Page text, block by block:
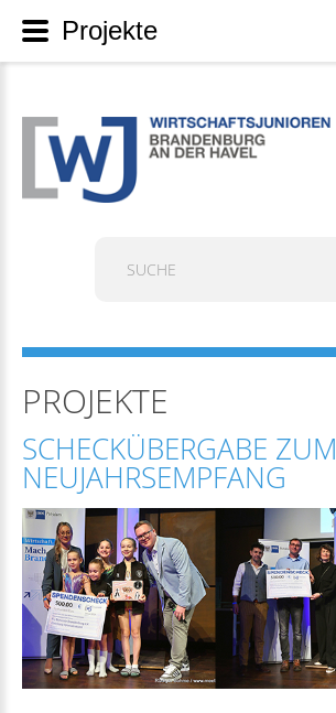
Suchen
PROJEKTE
SCHECKÜBERGABE ZUM
NEUJAHRSEMPFANG
Projekte